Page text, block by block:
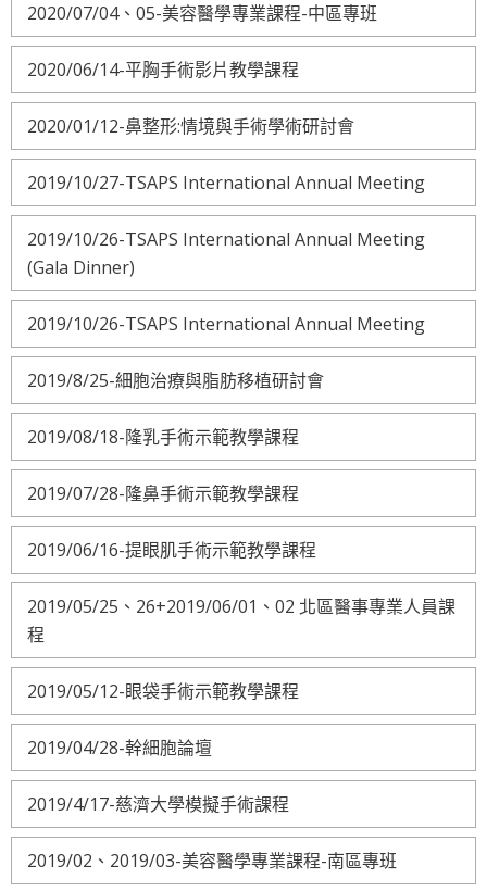
2020/07/04、05-美容醫學專業課程-中區專班
2020/06/14-平胸手術影片教學課程
2020/01/12-鼻整形:情境與手術學術研討會
2019/10/27-TSAPS International Annual Meeting
2019/10/26-TSAPS International Annual Meeting
(Gala Dinner)
2019/10/26-TSAPS International Annual Meeting
2019/8/25-細胞治療與脂肪移植研討會
2019/08/18-隆乳手術示範教學課程
2019/07/28-隆鼻手術示範教學課程
2019/06/16-提眼肌手術示範教學課程
2019/05/25、26+2019/06/01、02 北區醫事專業人員課
程
2019/05/12-眼袋手術示範教學課程
2019/04/28-幹細胞論壇
2019/4/17-慈濟大學模擬手術課程
2019/02、2019/03-美容醫學專業課程-南區專班